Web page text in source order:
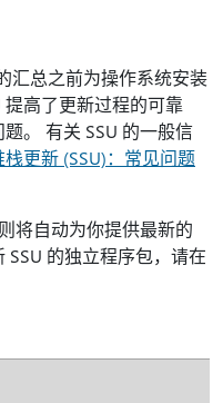
汇总之前为操作系统安装
提高了更新过程的可靠
。 有关 SSU 的一般信
栈更新 (SSU)：常见问题
将自动为你提供最新的
SSU 的独立程序包，请在